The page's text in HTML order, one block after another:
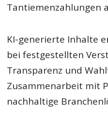
Tantiemenzahlungen
KI-generierte Inhalte
bei festgestellten
Transparenz und
Zusammenarbeit mit
nachhaltige